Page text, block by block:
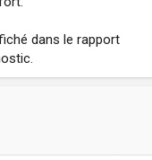
dans le rapport